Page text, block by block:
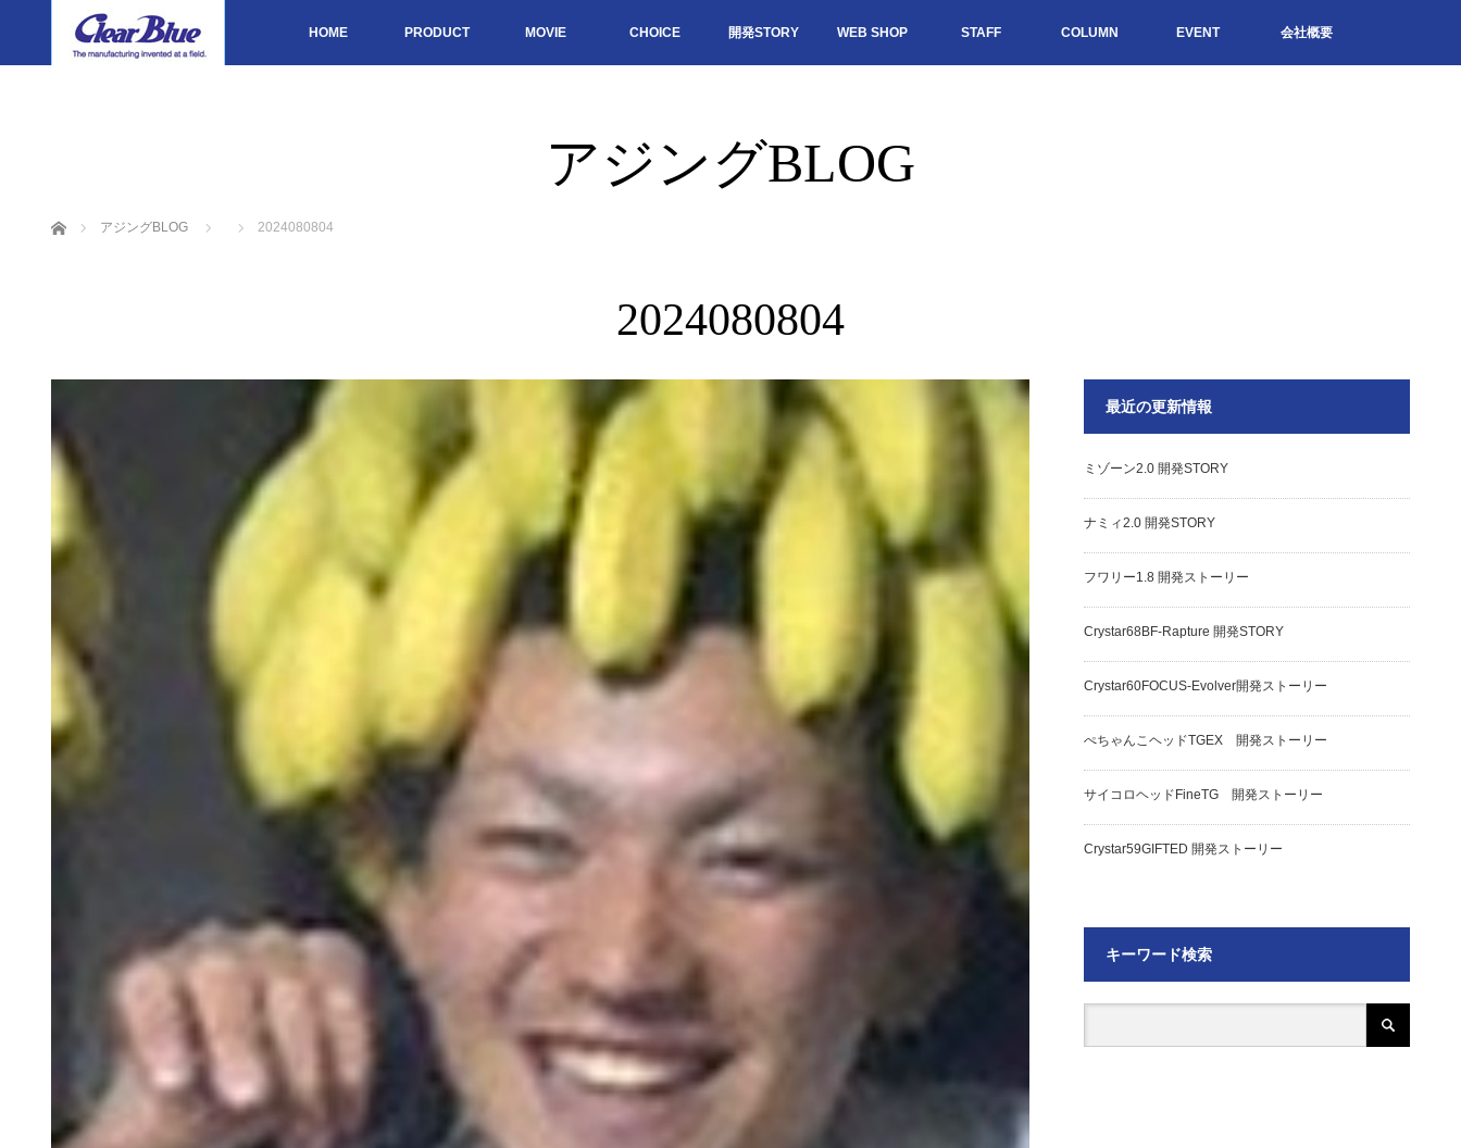
HOME PRODUCT MOVIE CHOICE 開発STORY WEB SHOP STAFF COLUMN EVENT 会社概要
アジングBLOG
ホーム アジングBLOG 2024080804
2024080804
最近の更新情報
ミゾーン2.0 開発STORY
ナミィ2.0 開発STORY
フワリー1.8 開発ストーリー
Crystar68BF-Rapture 開発STORY
Crystar60FOCUS-Evolver開発ストーリー
ぺちゃんこヘッドTGEX 開発ストーリー
サイコロヘッドFineTG 開発ストーリー
Crystar59GIFTED 開発ストーリー
キーワード検索